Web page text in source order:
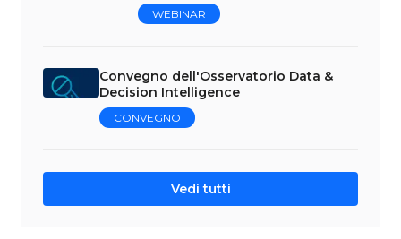
WEBINAR
Convegno dell'Osservatorio Data &
Decision Intelligence
CONVEGNO
Vedi tutti